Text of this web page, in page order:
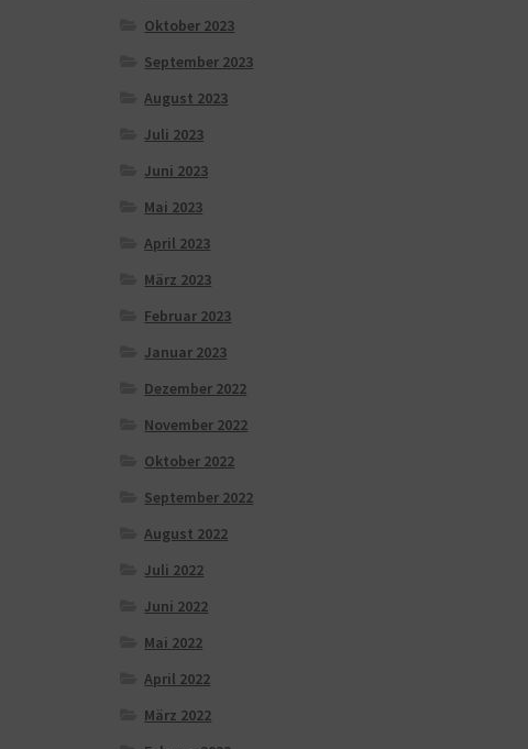
Oktober 2023
September 2023
August 2023
Juli 2023
Juni 2023
Mai 2023
April 2023
März 2023
Februar 2023
Januar 2023
Dezember 2022
November 2022
Oktober 2022
September 2022
August 2022
Juli 2022
Juni 2022
Mai 2022
April 2022
März 2022